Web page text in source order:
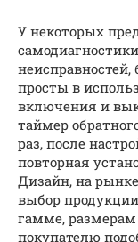
У некоторых
просты в
включения и
таймер
раз, после
повторная
Дизайн, на
выбор
гамме, размерам
покупателю